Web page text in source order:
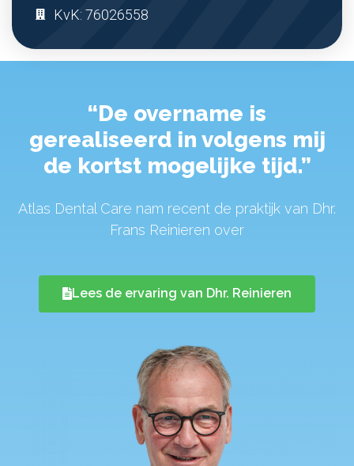
KvK: 76026558
“De overname is
gerealiseerd in volgens mij
de kortst mogelijke tijd.”
Atlas Dental Care nam recent de praktijk van Dhr.
Frans Reinieren over
Lees de ervaring van Dhr. Reinieren